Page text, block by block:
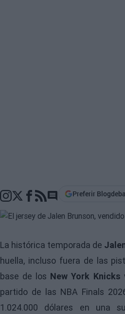
Go to comments section
Preferir
La histórica temporada de
huella, incluso fuera de las
base de los New York Knicks
partido de las NBA Finals
1.024.000 dólares en una